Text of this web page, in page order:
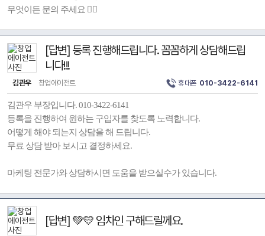
무엇이든 문의 주세요 💁‍♀️
[답변] 등록 진행해드립니다. 꼼꼼하게 상담해드립
니다!!!
김관우 창업에이전트 휴대폰 010-3422-6141
김관우 부장입니다. 010-3422-6141
등록을 진행하여 원하는 구입자를 찾도록 노력합니다.
어떻게 해야 되는지 상담을 해 드립니다.
무료 상담 받아 보시고 결정하세요.
마케팅 전문가와 상담하시면 도움을 받으실수가 있습니다.
[답변] 💚💛 임차인 구해드릴께요.